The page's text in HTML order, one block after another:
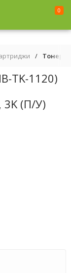
0
/ Тонер-
TK-1120)
3K (П/У)